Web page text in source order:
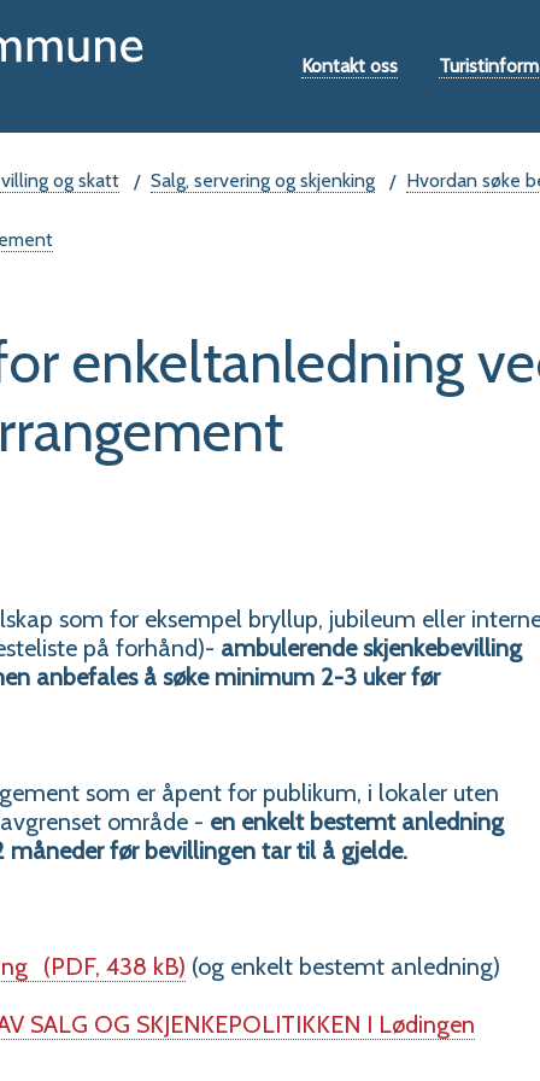
Kontakt oss
og skatt Salg, servering og skjenking Hvordan søke
enkeltanledning
som for eksempel bryllup, jubileum eller
på forhånd)- ambulerende skjenkebevilling
anbefales å søke minimum 2-3 uker før
som er åpent for publikum, i lokaler uten
område - en enkelt bestemt anledning
før bevillingen tar til å gjelde.
(PDF, 438 kB) (og enkelt bestemt anledning)
SALG OG SKJENKEPOLITIKKEN I Lødingen